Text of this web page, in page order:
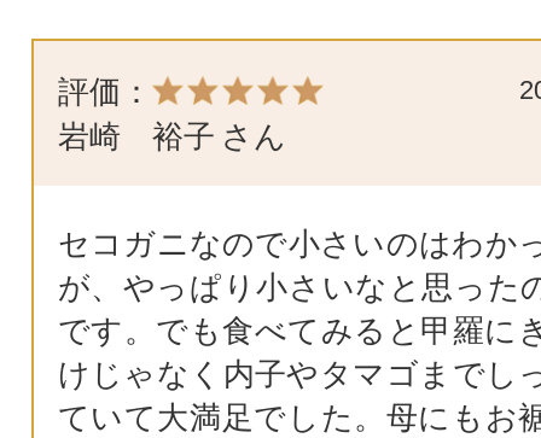
評価：
岩崎 裕子 さん
セコガニなので小さいのはわか
が、やっぱり小さいなと思った
です。でも食べてみると甲羅に
けじゃなく内子やタマゴまでし
ていて大満足でした。母にもお